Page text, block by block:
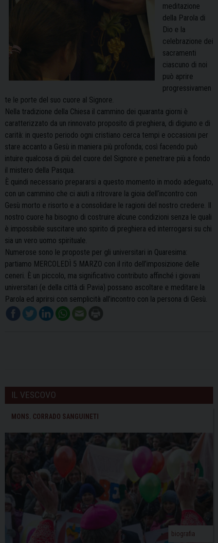
meditazione
della Parola di
Dio e la
celebrazione dei
sacramenti
ciascuno di noi
può aprire
progressivamen
te le porte del suo cuore al Signore.
Nella tradizione della Chiesa il cammino dei quaranta giorni è
caratterizzato da un rinnovato proposito di preghiera, di digiuno e di
carità: in questo periodo ogni cristiano cerca tempi e occasioni per
stare accanto a Gesù in maniera più profonda; così facendo può
intuire qualcosa di più del cuore del Signore e penetrare più a fondo
il mistero della Pasqua.
È quindi necessario prepararsi a questo momento in modo adeguato,
con un cammino che ci aiuti a ritrovare la gioia dell’incontro con
Gesù morto e risorto e a consolidare le ragioni del nostro credere. Il
nostro cuore ha bisogno di costruire alcune condizioni senza le quali
è impossibile suscitare uno spirito di preghiera ed interrogarsi su chi
sia un vero uomo spirituale.
Numerose sono le proposte per gli universitari in Quaresima:
partiamo MERCOLEDÌ 5 MARZO con il rito dell’imposizione delle
ceneri. È un piccolo, ma significativo contributo affinché i giovani
universitari (e della città di Pavia) possano ascoltare e meditare la
Parola ed aprirsi con semplicità all’incontro con la persona di Gesù.
IL VESCOVO
MONS. CORRADO SANGUINETI
biografia